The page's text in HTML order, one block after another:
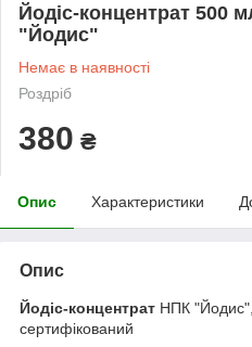
Йодіс-концентрат 500
"Йодис"
Немає в наявності
Роздріб
380 ₴
Опис Характеристики
Опис
Йодіс-концентрат НПК "Йодис",
сертифікований